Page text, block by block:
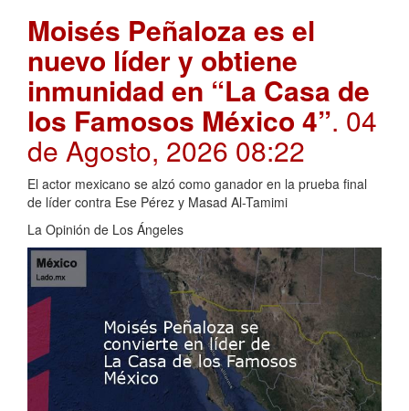
Moisés Peñaloza es el
nuevo líder y obtiene
inmunidad en “La Casa de
los Famosos México 4”. 04
de Agosto, 2026 08:22
El actor mexicano se alzó como ganador en la prueba final
de líder contra Ese Pérez y Masad Al-Tamimi
La Opinión de Los Ángeles